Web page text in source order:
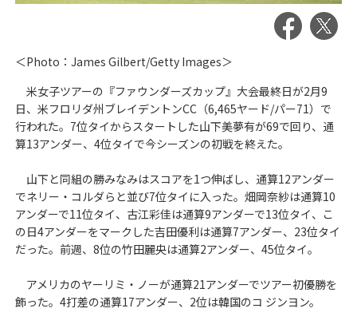
＜Photo：James Gilbert/Getty Images＞
米女子ツアーの『ファウンダーズカップ』大会最終日が2月9
日、米フロリダ州ブレイデントンCC（6,465ヤード/パー71）で
行われた。7位タイからスタートした山下美夢有が69で回り、通
算13アンダー、4位タイで今シーズンの初戦を終えた。
山下と同組の勝みなみはスコアを1つ伸ばし、通算12アンダー
でネリー・コルダらと並び7位タイに入った。畑岡奈紗は通算10
アンダーで11位タイ、古江彩佳は通算9アンダーで13位タイ、こ
の日4アンダーをマークした吉田優利は通算7アンダー、23位タイ
だった。前週、8位の竹田麗央は通算2アンダー、45位タイ。
アメリカのヤーリミ・ノーが通算21アンダーでツアー初優勝を
飾った。4打差の通算17アンダー、2位は韓国のコ ジンヨン。